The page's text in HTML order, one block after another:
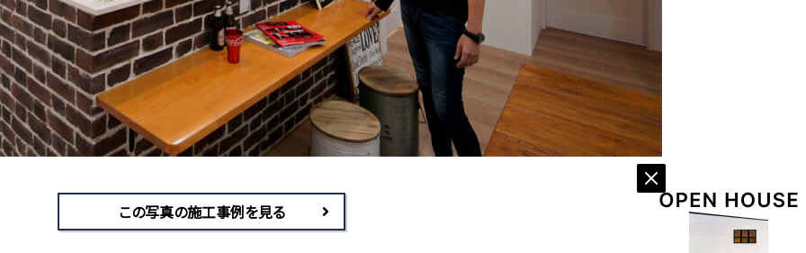
この写真の施工事例を見る